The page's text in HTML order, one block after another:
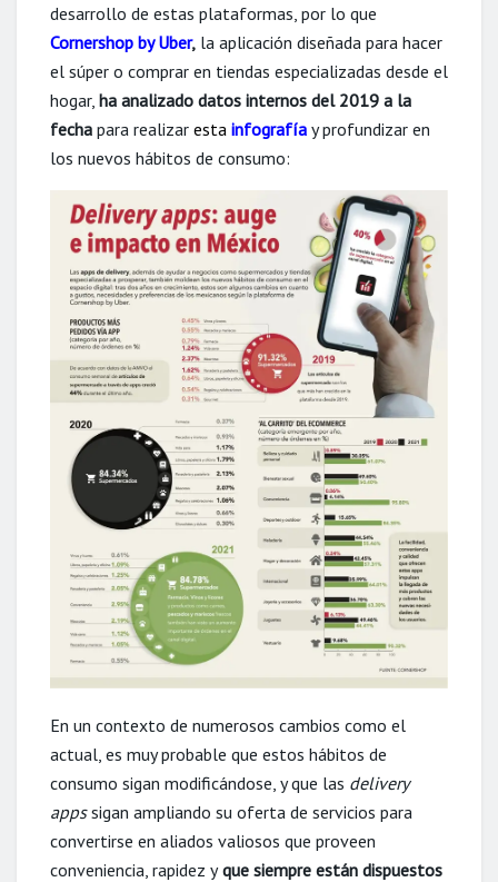
desarrollo de estas plataformas, por lo que
Cornershop by Uber, la aplicación diseñada para hacer
el súper o comprar en tiendas especializadas desde el
hogar, ha analizado datos internos del 2019 a la
fecha para realizar esta infografía y profundizar en
los nuevos hábitos de consumo:
En un contexto de numerosos cambios como el
actual, es muy probable que estos hábitos de
consumo sigan modificándose, y que las delivery
appssigan ampliando su oferta de servicios para
convertirse en aliados valiosos que proveen
conveniencia, rapidez yque siempre están dispuestos